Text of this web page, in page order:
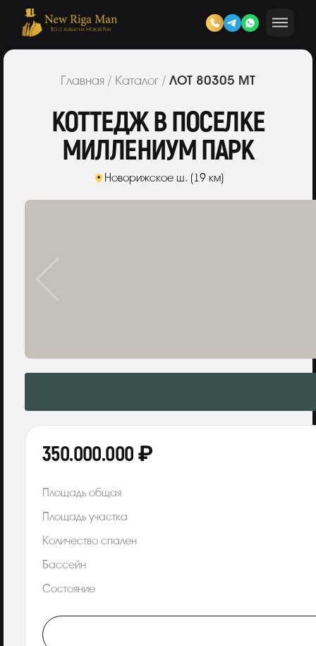
Главная / Каталог / ЛОТ 80305 МТ
КОТТЕДЖ В ПОСЕЛКЕ
МИЛЛЕНИУМ ПАРК
Новорижское ш. (19 км)
350.000.000 ₽
Площадь общая
Площадь участка
Количество спален
Бассейн
Состояние